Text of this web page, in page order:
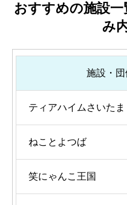
おすすめの施設一
み
施設・団
ティアハイムさいたま
ねことよつば
笑にゃんこ王国